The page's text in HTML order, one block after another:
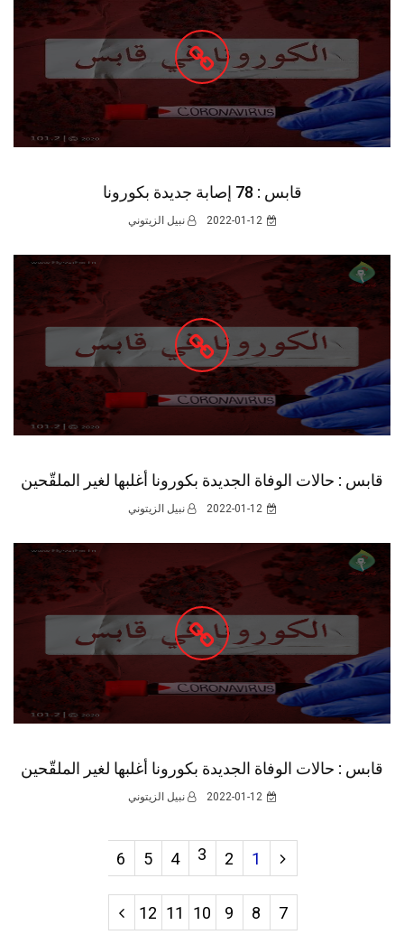
2022-01-12 نبيل الزيتوني
2022-01-12 نبيل الزيتوني
1
2
4
5
6
7
9
10
11
12
LIKE OUR FACEBOOK PAGE
143 063 J'AIMES LIKES
2760 LIKES
SUBSCRIBE TO OUR INSTAGRAM
اخر الأخبار
تقرير مراقب الحسابات لسنة 2024
2025-09-30